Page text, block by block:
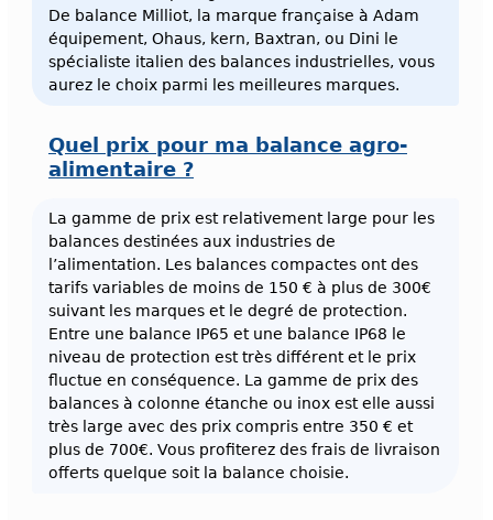
De balance Milliot, la marque française à Adam
équipement, Ohaus, kern, Baxtran, ou Dini le
spécialiste italien des balances industrielles, vous
aurez le choix parmi les meilleures marques.
Quel prix pour ma balance agro-
alimentaire ?
La gamme de prix est relativement large pour les
balances destinées aux industries de
l’alimentation. Les balances compactes ont des
tarifs variables de moins de 150 € à plus de 300€
suivant les marques et le degré de protection.
Entre une balance IP65 et une balance IP68 le
niveau de protection est très différent et le prix
fluctue en conséquence. La gamme de prix des
balances à colonne étanche ou inox est elle aussi
très large avec des prix compris entre 350 € et
plus de 700€. Vous profiterez des frais de livraison
offerts quelque soit la balance choisie.